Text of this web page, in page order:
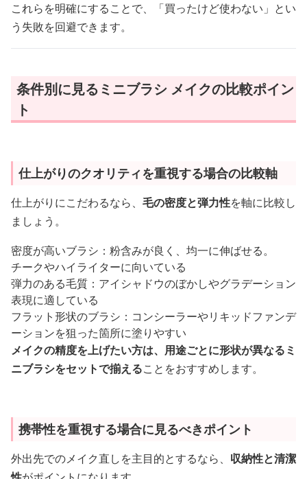
これらを明確にすることで、「買ったけど使わない」とい
う失敗を回避できます。
条件別に見るミニブラシ メイクの比較ポイン
ト
仕上がりのクオリティを重視する場合の比較軸
仕上がりにこだわるなら、 毛の密度と弾力性を軸に比較し
ましょう。
密度が高いブラシ：粉含みが良く、均一に伸ばせる。
チークやハイライターに向いている
弾力のある毛質：アイシャドウのぼかしやグラデーション
表現に適している
フラット形状のブラシ：コンシーラーやリキッドファンデ
ーションを狙った箇所に塗りやすい
メイクの精度を上げたい方は、用途ごとに形状が異なるミ
ニブラシをセットで揃えることをおすすめします。
携帯性を重視する場合に見るべきポイント
外出先でのメイク直しを主目的とするなら、 収納性と清潔